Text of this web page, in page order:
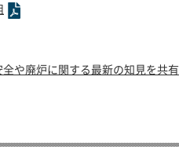
や廃炉に関する最新の知見を共有